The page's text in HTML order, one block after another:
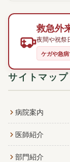
救急外
夜間や祝祭
ケガや急
サイトマップ
病院案内
医師紹介
部門紹介